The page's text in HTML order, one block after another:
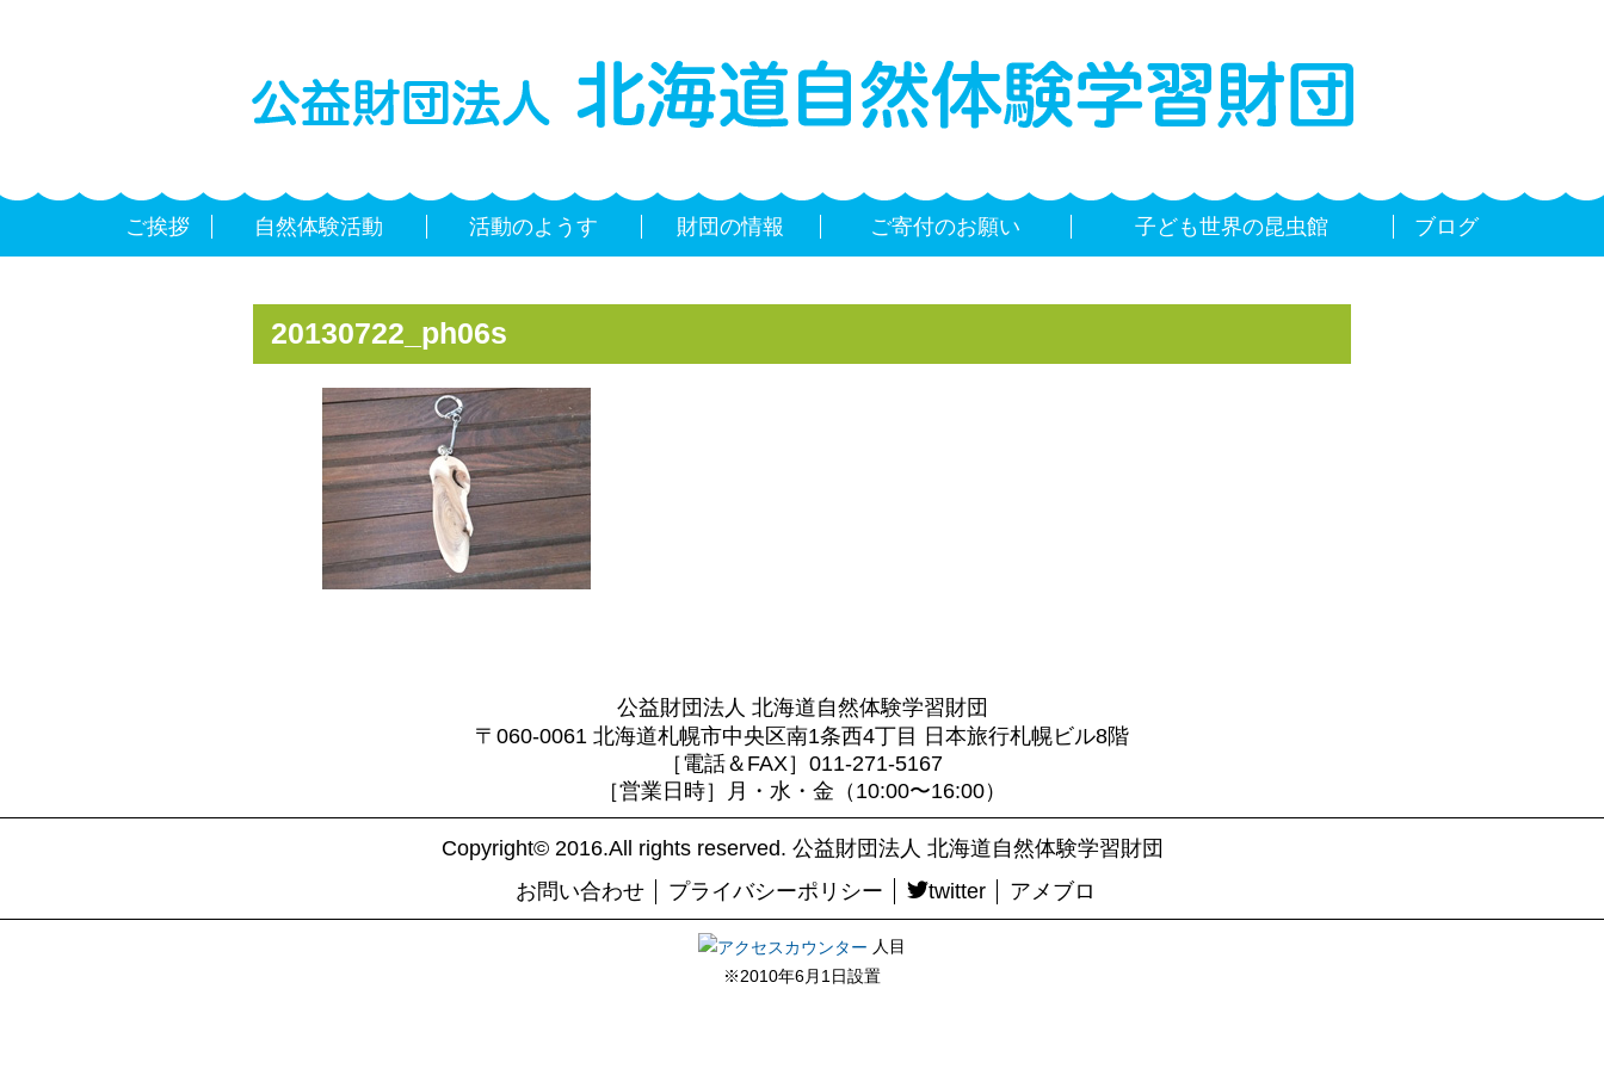
ご挨拶 自然体験活動 活動のようす 財団の情報 ご寄付のお願い 子ども世界の昆虫館 ブログ
20130722_ph06s
公益財団法人 北海道自然体験学習財団
〒060-0061 北海道札幌市中央区南1条西4丁目 日本旅行札幌ビル8階
［電話＆FAX］011-271-5167
［営業日時］月・水・金（10:00〜16:00）
Copyright© 2016.All rights reserved. 公益財団法人 北海道自然体験学習財団
お問い合わせ
プライバシーポリシー twitter アメブロ
人目
※2010年6月1日設置